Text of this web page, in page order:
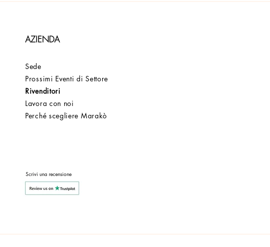
AZIENDA
Sede
Prossimi Eventi di Settore
Rivenditori
Lavora con noi
Perché scegliere Marakò
Scrivi una recensione